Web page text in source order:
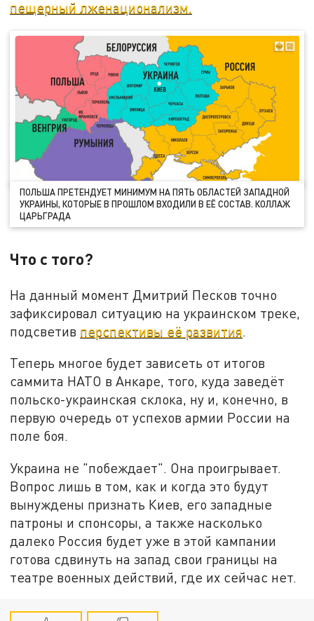
пещерный лженационализм.
ПОЛЬША ПРЕТЕНДУЕТ МИНИМУМ НА ПЯТЬ ОБЛАСТЕЙ ЗАПАДНОЙ
УКРАИНЫ, КОТОРЫЕ В ПРОШЛОМ ВХОДИЛИ В ЕЁ СОСТАВ. КОЛЛАЖ
ЦАРЬГРАДА
Что с того?
На данный момент Дмитрий Песков точно
зафиксировал ситуацию на украинском треке,
подсветив перспективы её развития.
Теперь многое будет зависеть от итогов
саммита НАТО в Анкаре, того, куда заведёт
польско-украинская склока, ну и, конечно, в
первую очередь от успехов армии России на
поле боя.
Украина не "побеждает". Она проигрывает.
Вопрос лишь в том, как и когда это будут
вынуждены признать Киев, его западные
патроны и спонсоры, а также насколько
далеко Россия будет уже в этой кампании
готова сдвинуть на запад свои границы на
театре военных действий, где их сейчас нет.